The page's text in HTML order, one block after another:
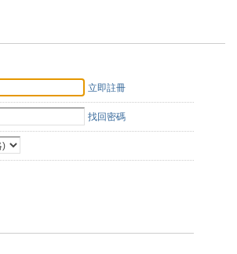
立即註冊
找回密碼